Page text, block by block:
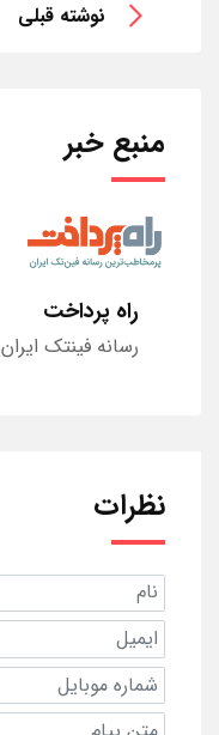
نوشته قبلی
منبع خبر
راه پرداخت
رسانه فینتک ایران
نظرات